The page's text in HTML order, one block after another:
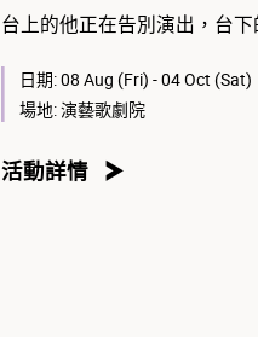
台上的他正在告別演出，台
日期:08 Aug (Fri) - 04 Oct (Sat)
場地:演藝歌劇院
活動詳情